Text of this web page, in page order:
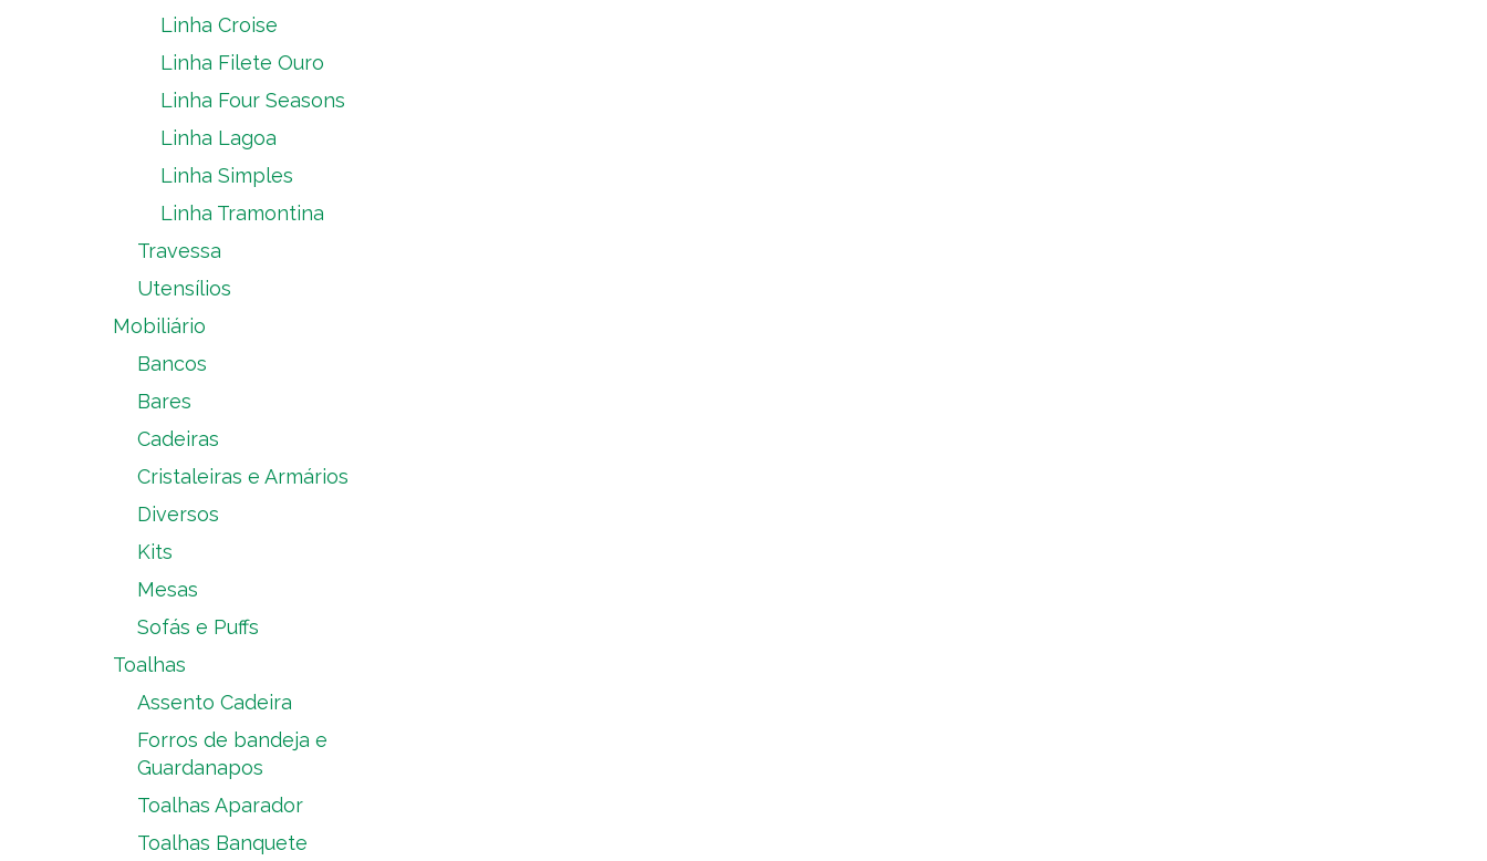
Linha Croise
Linha Filete Ouro
Linha Four Seasons
Linha Lagoa
Linha Simples
Linha Tramontina
Travessa
Utensílios
Mobiliário
Bancos
Bares
Cadeiras
Cristaleiras e Armários
Diversos
Kits
Mesas
Sofás e Puffs
Toalhas
Assento Cadeira
Forros de bandeja e
Guardanapos
Toalhas Aparador
Toalhas Banquete